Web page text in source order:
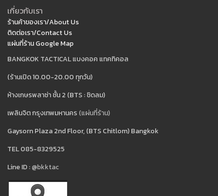
เกี่ยวกับเรา
ร้านค้าของเรา/About Us
ติดต่อเรา/Contact Us
แผ่นที่ร้าน Google Map
BANGKOK TACTICAL แบงคอค แทคทิคอล
(ร้านเปิด 10.00-20.00 ทุกวัน)
ห้างเกษรพลาซ่า ชั้น 2 (BTS : ชิดลม)
เพลินจิต กรุงเทพมหานคร (แผ่นที่ร้าน)
Gaysorn Plaza 2nd Floor, (BTS Chitlom) Bangkok
TEL 085-8329525
Line ID :@bkktac